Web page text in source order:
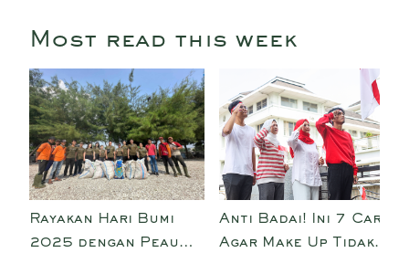
Most read this week
Rayakan Hari Bumi
2025 dengan Peau
Anti Badai! Ini 7 Cara
Agar Make Up Tidak